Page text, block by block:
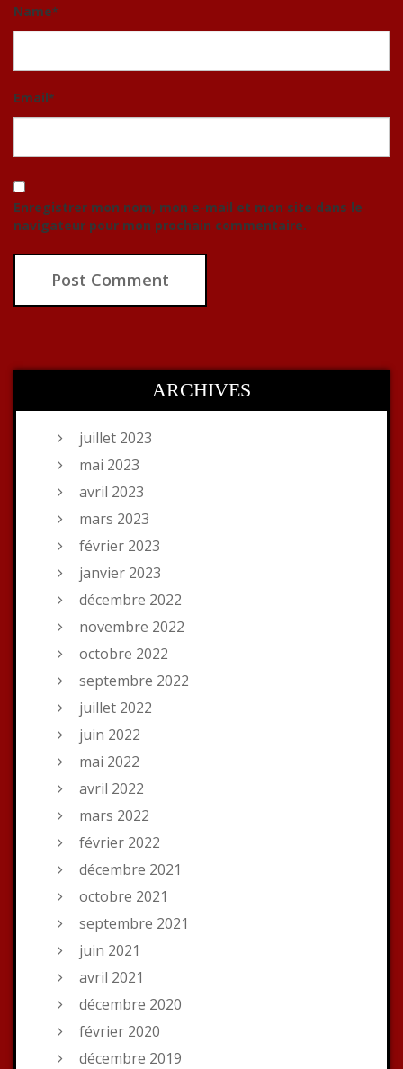
Name*
Email*
Enregistrer mon nom, mon e-mail et mon site dans le
navigateur pour mon prochain commentaire.
ARCHIVES
juillet 2023
mai 2023
avril 2023
mars 2023
février 2023
janvier 2023
décembre 2022
novembre 2022
octobre 2022
septembre 2022
juillet 2022
juin 2022
mai 2022
avril 2022
mars 2022
février 2022
décembre 2021
octobre 2021
septembre 2021
juin 2021
avril 2021
décembre 2020
février 2020
décembre 2019